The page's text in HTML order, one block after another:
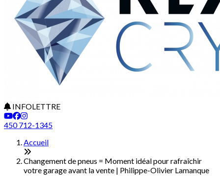
INFOLETTRE
450 712-1345
Accueil
Changement de pneus = Moment idéal pour rafraîchir
votre garage avant la vente | Philippe-Olivier Lamanque